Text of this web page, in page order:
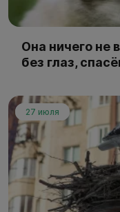
Она ничего не
без глаз,
27 июля